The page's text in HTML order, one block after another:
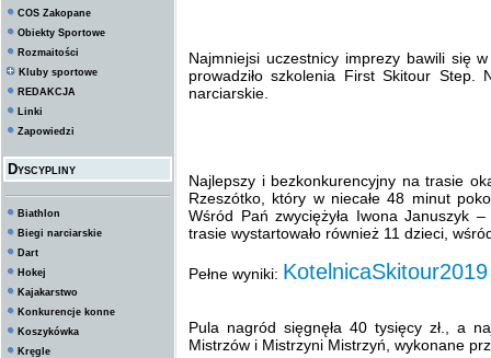
COS Zakopane
Obiekty Sportowe
Rozmaitości
Kluby sportowe
REDAKCJA
Linki
Zapowiedzi
Dyscypliny
Biathlon
Biegi narciarskie
Dart
Hokej
Kajakarstwo
Konkurencje konne
Koszykówka
Kręgle
Najmniejsi uczestnicy imprezy bawili się
prowadziło szkolenia First Skitour Step.
narciarskie.
Najlepszy i bezkonkurencyjny na trasie
Rzeszótko, który w niecałe 48 minut
Wśród Pań zwyciężyła Iwona Januszyk
trasie wystartowało również 11 dzieci,
Pełne wyniki: KotelnicaSkitour2019
Pula nagród sięgnęła 40 tysięcy zł., a
Mistrzów i Mistrzyni Mistrzyń, wykonane